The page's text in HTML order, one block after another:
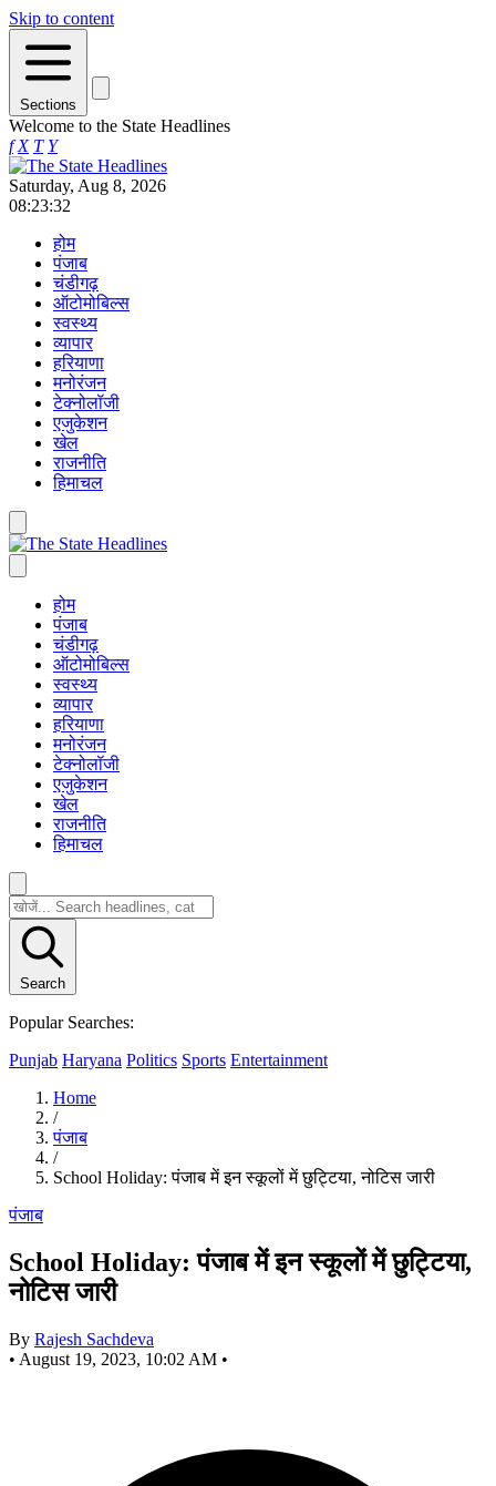
Skip to content
Sections
Welcome to the State Headlines
f X T Y
Saturday, Aug 8, 2026
08:23:32
होम
पंजाब
चंडीगढ़
ऑटोमोबिल्स
स्वस्थ्य
व्यापार
हरियाणा
मनोरंजन
टेक्नोलॉजी
एजुकेशन
खेल
राजनीति
हिमाचल
होम
पंजाब
चंडीगढ़
ऑटोमोबिल्स
स्वस्थ्य
व्यापार
हरियाणा
मनोरंजन
टेक्नोलॉजी
एजुकेशन
खेल
राजनीति
हिमाचल
Search
Popular Searches:
Punjab Haryana Politics Sports Entertainment
Home
/
पंजाब
/
School Holiday: पंजाब में इन स्कूलों में छुट्टिया, नोटिस जारी
पंजाब
School Holiday: पंजाब में इन स्कूलों में छुट्टिया,
नोटिस जारी
By Rajesh Sachdeva
• August 19, 2023, 10:02 AM •